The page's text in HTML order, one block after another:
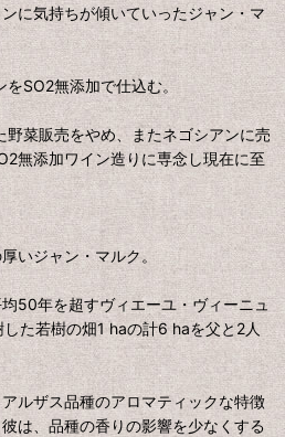
に気持ちが傾いていったジャン・マ
SO2無添加で仕込む。
菜販売をやめ、またネゴシアンに売
無添加ワイン造りに専念し現在に至
いジャン・マルク。
50年を超すヴィエーユ・ヴィーニュ
た若樹の畑1 haの計6 haを父と2人
ルザス品種のアロマティックな特徴
は、品種の香りの影響を少なくする